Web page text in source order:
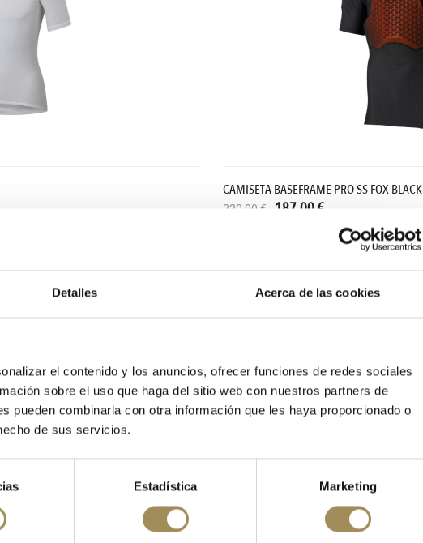
Detalles Acerca de las cookies
el contenido y los anuncios, ofrecer funciones de redes sociales
sobre el uso que haga del sitio web con nuestros partners de
pueden combinarla con otra información que les haya proporcionado o
de sus servicios.
Estadística Marketing
CAMISETA BASEFRAME PRO SS FOX BLACK
220,00 € 187,00 €
-15%
CAMISETA ETXEONDO MANGA LARGA EPELA